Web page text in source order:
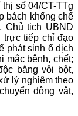
số 04/CT-TTg
bách khống chế
Chủ tịch UBND
trực tiếp chỉ đạo
phát sinh ổ dịch
mắc bệnh, chết;
bằng vôi bột,
lý nghiêm theo
động vật,